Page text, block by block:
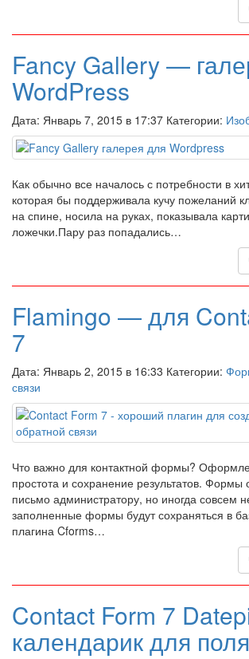
Fancy Gallery —
WordPress
Дата: Январь 7, 2015 в 17:37 Категории:
Как обычно все началось с потребности в
которая бы поддерживала кучу пожеланий
на спине, носила на руках, показывала
ложечки.Пару раз попадались…
Flamingo — для
7
Дата: Январь 2, 2015 в 16:33 Категории:
связи
Что важно для контактной формы?
простота и сохранение результатов. Формы
письмо администратору, но иногда совсем
заполненные формы будут сохраняться в
плагина Cforms…
Contact Form 7
календарик для